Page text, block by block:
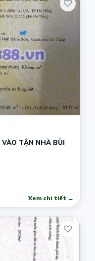
TẬN NHÀ BÙI
Xem chi tiết →